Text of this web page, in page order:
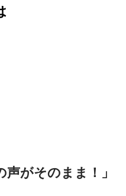
声がそのまま！」